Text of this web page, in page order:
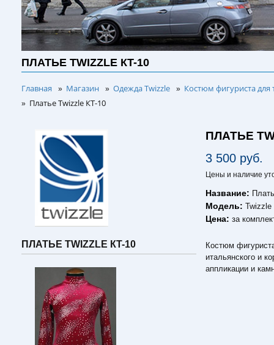
ПЛАТЬЕ TWIZZLE КT-10
Главная » Магазин » Одежда Twizzle » Костюм фигуриста для
» Платье Twizzle КT-10
ПЛАТЬЕ TWIZZLE КT-10
ПЛАТЬЕ
3 500 руб.
Цены и наличие
Название:
Модель:Twizzle
Цена:за
Костюм
итальянского и
аппликации и